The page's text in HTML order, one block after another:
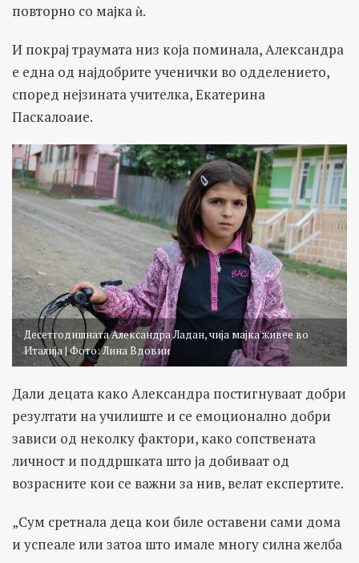
повторно со мајка ѝ.
И покрај траумата низ која поминала, Александра
е една од најдобрите ученички во одделението,
според нејзината учителка, Екатерина
Паскалоаие.
Десетгодишната Александра Ладан, чија мајка живее во
Италија | Фото: Лина Вдовии
Дали децата како Александра постигнуваат добри
резултати на училиште и се емоционално добри
зависи од неколку фактори, како сопствената
личност и поддршката што ја добиваат од
возрасните кои се важни за нив, велат експертите.
„Сум сретнала деца кои биле оставени сами дома
и успеале или затоа што имале многу силна желба